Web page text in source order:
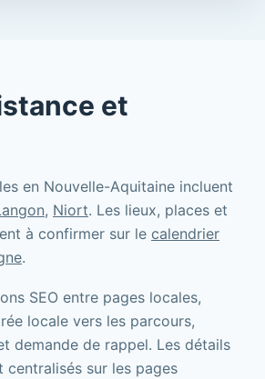
et
en Nouvelle-Aquitaine incluent
, Niort. Les lieux, places et
à confirmer sur le calendrier
.
SEO entre pages locales,
locale vers les parcours,
demande de rappel. Les détails
centralisés sur les pages